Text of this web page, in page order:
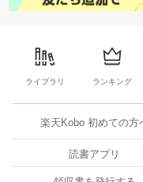
ライブラリ ランキング
楽天Kobo 初めての方
読書アプリ